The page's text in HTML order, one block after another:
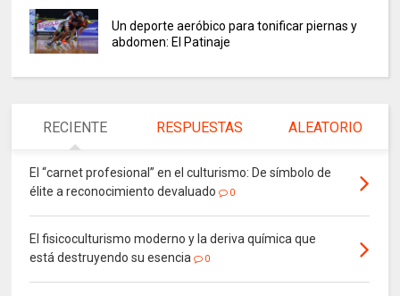
Un deporte aeróbico para tonificar piernas y
abdomen: El Patinaje
RECIENTE RESPUESTAS ALEATORIO
El “carnet profesional” en el culturismo: De símbolo de
élite a reconocimiento devaluado
0
El fisicoculturismo moderno y la deriva química que
está destruyendo su esencia
0